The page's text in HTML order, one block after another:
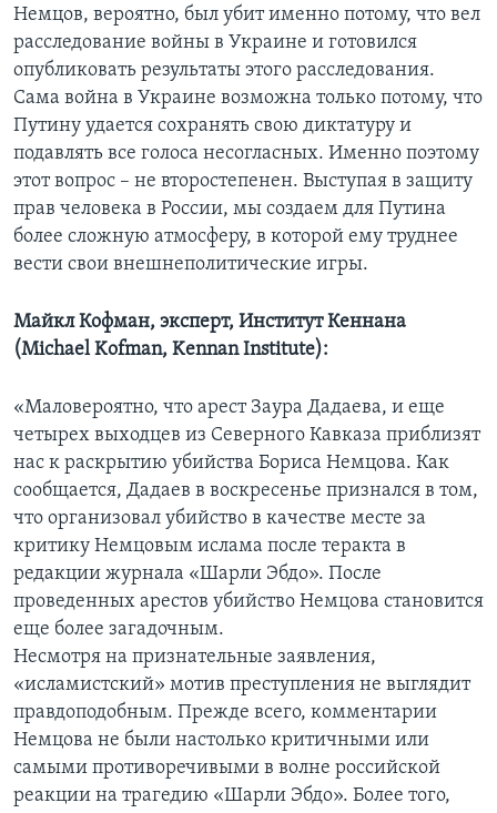
Немцов, вероятно, был убит именно потому, что вел
расследование войны в Украине и готовился
опубликовать результаты этого расследования.
Сама война в Украине возможна только потому, что
Путину удается сохранять свою диктатуру и
подавлять все голоса несогласных. Именно поэтому
этот вопрос – не второстепенен. Выступая в защиту
прав человека в России, мы создаем для Путина
более сложную атмосферу, в которой ему труднее
вести свои внешнеполитические игры.
Майкл Кофман, эксперт, Институт Кеннана
(Michael Kofman, Kennan Institute):
«Маловероятно, что арест Заура Дадаева, и еще
четырех выходцев из Северного Кавказа приблизят
нас к раскрытию убийства Бориса Немцова. Как
сообщается, Дадаев в воскресенье признался в том,
что организовал убийство в качестве месте за
критику Немцовым ислама после теракта в
редакции журнала «Шарли Эбдо». После
проведенных арестов убийство Немцова становится
еще более загадочным.
Несмотря на признательные заявления,
«исламистский» мотив преступления не выглядит
правдоподобным. Прежде всего, комментарии
Немцова не были настолько критичными или
самыми противоречивыми в волне российской
реакции на трагедию «Шарли Эбдо». Более того,